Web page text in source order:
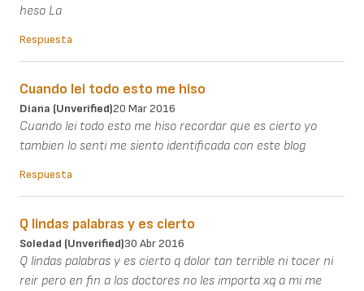
heso La
Respuesta
Cuando lei todo esto me hiso
Diana (unverified)20 Mar 2016
Cuando lei todo esto me hiso recordar que es cierto yo
tambien lo senti me siento identificada con este blog
Respuesta
Q lindas palabras y es cierto
Soledad (unverified)30 Abr 2016
Q lindas palabras y es cierto q dolor tan terrible ni tocer ni
reir pero en fin a los doctores no les importa xq a mi me